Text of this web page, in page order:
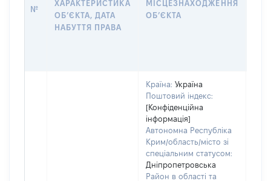
№
ХАРАКТЕРИСТИКА
ОБʼЄКТА, ДАТА
НАБУТТЯ ПРАВА
МІСЦЕЗНАХОДЖЕННЯ
ОБʼЄКТА
Країна: Україна
Поштовий індекс:
[Конфіденційна
інформація]
Автономна Республіка
Крим/область/місто зі
спеціальним статусом:
Дніпропетровська
Район в області та